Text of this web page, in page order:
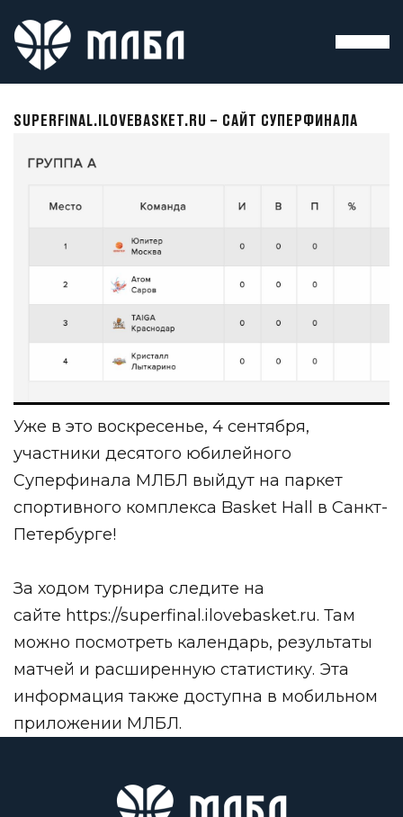
SUPERFINAL.ILOVEBASKET.RU – САЙТ СУПЕРФИНАЛА
Уже в это воскресенье, 4 сентября,
участники десятого юбилейного
Суперфинала МЛБЛ выйдут на паркет
спортивного комплекса Basket Hall в Санкт-
Петербурге!
За ходом турнира следите на
сайте https://superfinal.ilovebasket.ru. Там
можно посмотреть календарь, результаты
матчей и расширенную статистику. Эта
информация также доступна в мобильном
приложении МЛБЛ.